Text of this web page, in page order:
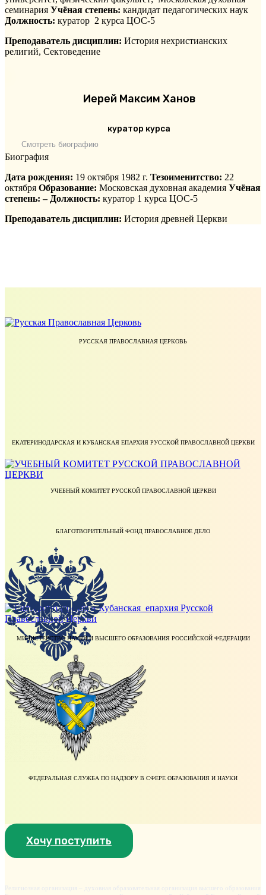
семинария Учёная степень: кандидат педагогических наук
Должность: куратор 2 курса ЦОС-5
Преподаватель дисциплин: История нехристианских
религий, Сектоведение
Иерей Максим Ханов
куратор курса
Смотреть биографию
Биография
Дата рождения: 19 октября 1982 г. Тезоименитство: 22
октября Образование: Московская духовная академия Учёная
степень: – Должность: куратор 1 курса ЦОС-5
Преподаватель дисциплин: История древней Церкви
РУССКАЯ ПРАВОСЛАВНАЯ ЦЕРКОВЬ
ЕКАТЕРИНОДАРСКАЯ И КУБАНСКАЯ ЕПАРХИЯ РУССКОЙ ПРАВОСЛАВНОЙ ЦЕРКВИ
УЧЕБНЫЙ КОМИТЕТ РУССКОЙ ПРАВОСЛАВНОЙ ЦЕРКВИ
БЛАГОТВОРИТЕЛЬНЫЙ ФОНД ПРАВОСЛАВНОЕ ДЕЛО
МИНИСТЕРСТВО НАУКИ И ВЫСШЕГО ОБРАЗОВАНИЯ РОССИЙСКОЙ ФЕДЕРАЦИИ
ФЕДЕРАЛЬНАЯ СЛУЖБА ПО НАДЗОРУ В СФЕРЕ ОБРАЗОВАНИЯ И НАУКИ
Хочу поступить
Религиозная организация – духовная образовательная организация высшего образования